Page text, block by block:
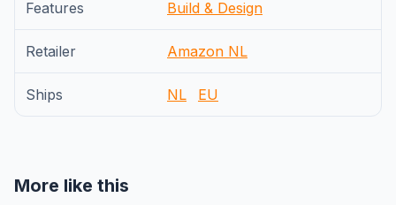
Features Build & Design
Retailer Amazon NL
Ships NL EU
More like this